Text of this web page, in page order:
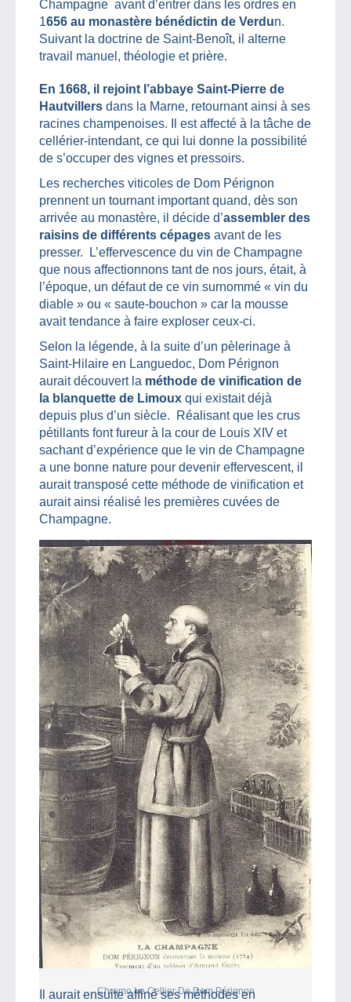
Champagne avant d’entrer dans les ordres en
1656 au monastère bénédictin de Verdun.
Suivant la doctrine de Saint-Benoît, il alterne
travail manuel, théologie et prière.
En 1668, il rejoint l’abbaye Saint-Pierre de
Hautvillers dans la Marne, retournant ainsi à ses
racines champenoises. Il est affecté à la tâche de
cellérier-intendant, ce qui lui donne la possibilité
de s’occuper des vignes et pressoirs.
Les recherches viticoles de Dom Pérignon
prennent un tournant important quand, dès son
arrivée au monastère, il décide d’assembler des
raisins de différents cépages avant de les
presser. L’effervescence du vin de Champagne
que nous affectionnons tant de nos jours, était, à
l’époque, un défaut de ce vin surnommé « vin du
diable » ou « saute-bouchon » car la mousse
avait tendance à faire exploser ceux-ci.
Selon la légende, à la suite d’un pèlerinage à
Saint-Hilaire en Languedoc, Dom Pérignon
aurait découvert la méthode de vinification de
la blanquette de Limoux qui existait déjà
depuis plus d’un siècle. Réalisant que les crus
pétillants font fureur à la cour de Louis XIV et
sachant d’expérience que le vin de Champagne
a une bonne nature pour devenir effervescent, il
aurait transposé cette méthode de vinification et
aurait ainsi réalisé les premières cuvées de
Champagne.
Chromo Le Cellier De Dom Pérignon
Il aurait ensuite affiné ses méthodes en